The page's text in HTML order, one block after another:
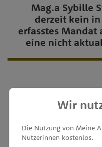
Mag.a Sybille
derzeit kein
erfasstes Mandat
eine nicht
MEINE
Wir
Die Nutzung von Meine
Nutzerinnen kostenlos.